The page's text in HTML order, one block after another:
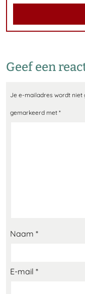
Geef een
Je e-mailadres wordt niet
gemarkeerd met *
Naam *
E-mail *